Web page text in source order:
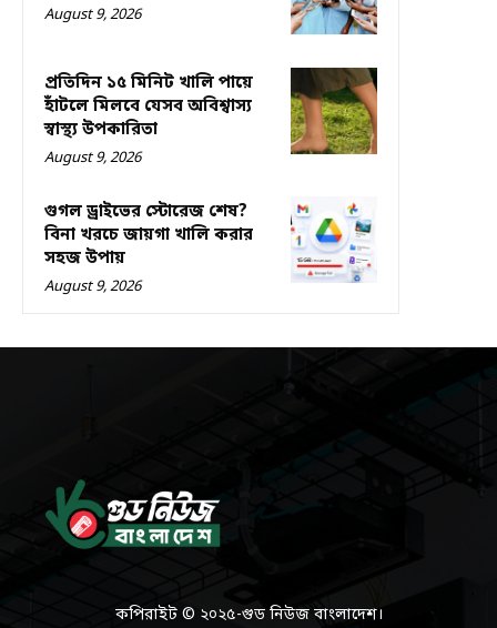
August 9, 2026
প্রতিদিন ১৫ মিনিট খালি পায়ে
হাঁটলে মিলবে যেসব অবিশ্বাস্য
স্বাস্থ্য উপকারিতা
August 9, 2026
গুগল ড্রাইভের স্টোরেজ শেষ?
বিনা খরচে জায়গা খালি করার
সহজ উপায়
August 9, 2026
কপিরাইট © ২০২৫-গুড নিউজ বাংলাদেশ।